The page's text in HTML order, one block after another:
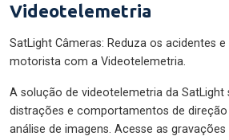
Videotelemetria
SatLight Câmeras: Reduza os acidentes
motorista com a Videotelemetria.
A solução de videotelemetria da SatLight
distrações e comportamentos de
análise de imagens. Acesse as